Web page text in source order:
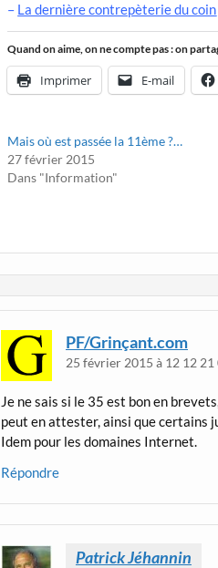
– La dernière contrepèterie du coin
Quand on aime, on ne compte pas : on
Imprimer E-mail
Mais où est passée la 11ème ?…
27 février 2015
Dans "Information"
PF/Grinçant.com
25 février 2015 à 12 12 21
Je ne sais si le 35 est bon en
peut en attester, ainsi que certains
Idem pour les domaines Internet.
Répondre
Patrick Jéhannin